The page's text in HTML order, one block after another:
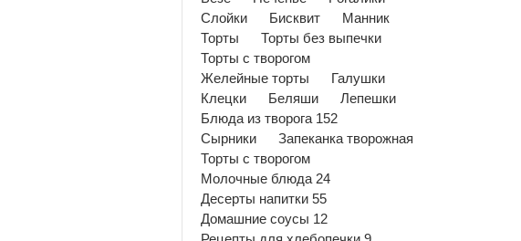
Слойки
Бисквит
Манник
Торты
Торты без выпечки
Торты с творогом
Желейные торты
Галушки
Клецки
Беляши
Лепешки
Блюда из творога 152
Сырники
Запеканка творожная
Торты с творогом
Молочные блюда 24
Десерты напитки 55
Домашние соусы 12